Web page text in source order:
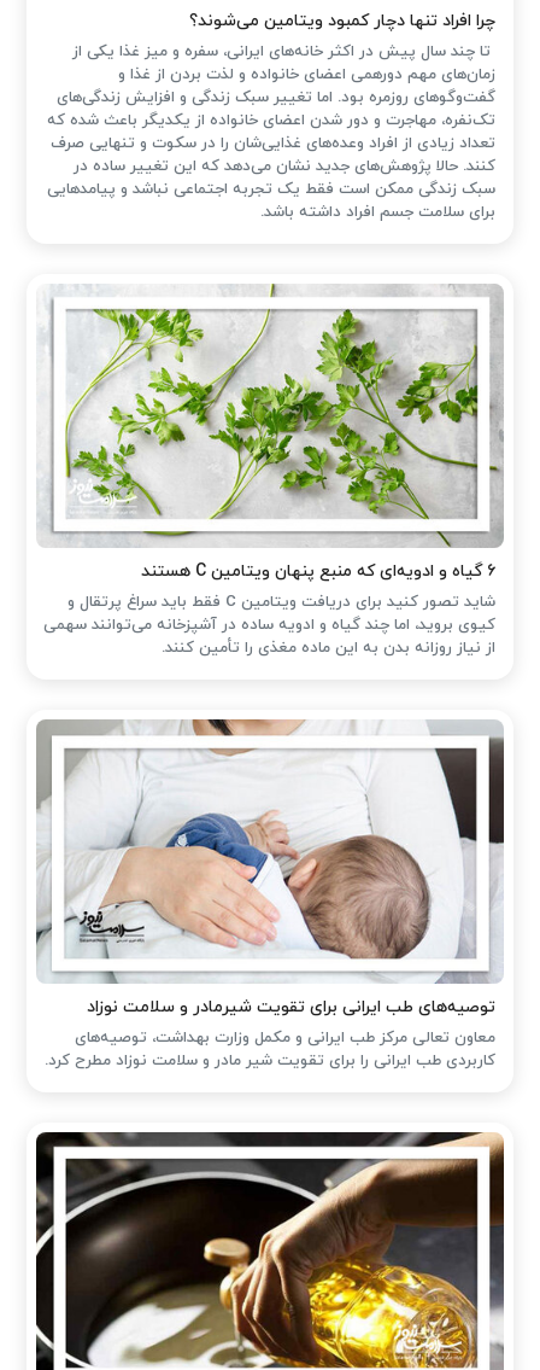
چرا افراد تنها دچار کمبود ویتامین می‌شوند؟
تا چند سال پیش در اکثر خانه‌های ایرانی، سفره و میز غذا یکی از
زمان‌های مهم دورهمی اعضای خانواده و لذت بردن از غذا و
گفت‌وگوهای روزمره بود. اما تغییر سبک زندگی و افزایش زندگی‌های
تک‌نفره، مهاجرت و دور شدن اعضای خانواده از یکدیگر باعث شده که
تعداد زیادی از افراد وعده‌های غذایی‌شان را در سکوت و تنهایی صرف
کنند. حالا پژوهش‌های جدید نشان می‌دهد که این تغییر ساده در
سبک زندگی ممکن است فقط یک تجربه اجتماعی نباشد و پیامدهایی
برای سلامت جسم افراد داشته باشد.
۶ گیاه و ادویه‌ای که منبع پنهان ویتامین C هستند
شاید تصور کنید برای دریافت ویتامین C فقط باید سراغ پرتقال و
کیوی بروید، اما چند گیاه و ادویه ساده در آشپزخانه می‌توانند سهمی
از نیاز روزانه بدن به این ماده مغذی را تأمین کنند.
توصیه‌های طب ایرانی برای تقویت شیرمادر و سلامت نوزاد
معاون تعالی مرکز طب ایرانی و مکمل وزارت بهداشت، توصیه‌های
کاربردی طب ایرانی را برای تقویت شیر مادر و سلامت نوزاد مطرح کرد.